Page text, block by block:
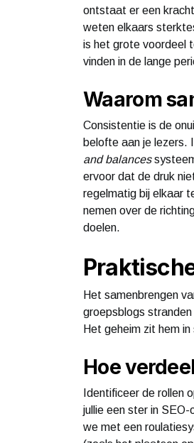
ontstaat er een
weten elkaars
is het grote voordeel
vinden in de lange
Waarom
Consistentie is de
belofte aan je lezers.
and balances
ervoor dat de druk
regelmatig bij elkaar
nemen over de
doelen.
Het samenbrengen
groepsblogs
Het geheim zit hem
Hoe
Identificeer de rollen
jullie een ster in
we met een